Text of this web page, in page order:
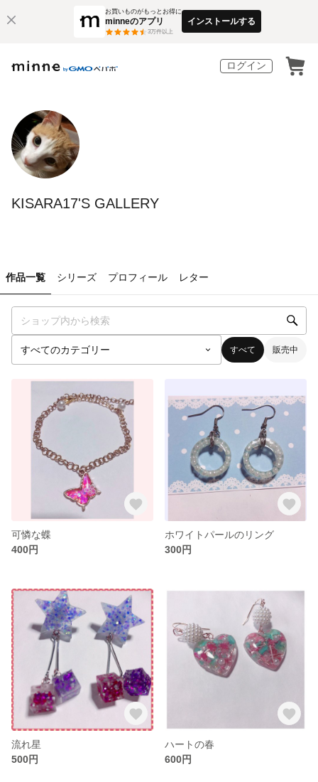
お買いものがもっとお得に
minneのアプリ
3万件以上
インストールする
ログイン
KISARA17'S GALLERY
作品一覧 シリーズ プロフィール レター
すべて 販売中
可憐な蝶
400円
ホワイトパールのリング
300円
流れ星
500円
ハートの春
600円